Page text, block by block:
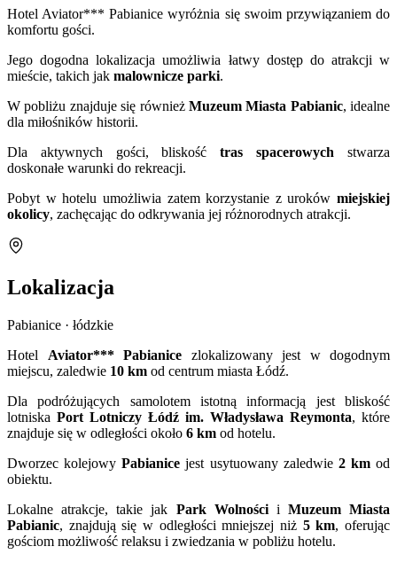
Hotel Aviator*** Pabianice wyróżnia się swoim przywiązaniem do
komfortu gości.
Jego dogodna lokalizacja umożliwia łatwy dostęp do atrakcji w
mieście, takich jak malownicze parki.
W pobliżu znajduje się również Muzeum Miasta Pabianic, idealne
dla miłośników historii.
Dla aktywnych gości, bliskośćtras spacerowych stwarza
doskonałe warunki do rekreacji.
Pobyt w hotelu umożliwia zatem korzystanie z uroków miejskiej
okolicy, zachęcając do odkrywania jej różnorodnych atrakcji.
Lokalizacja
Pabianice · łódzkie
Hotel Aviator*** Pabianice zlokalizowany jest w dogodnym
miejscu, zaledwie 10 km od centrum miasta Łódź.
Dla podróżujących samolotem istotną informacją jest bliskość
lotniska Port Lotniczy Łódź im. Władysława Reymonta, które
znajduje się w odległości około 6 km od hotelu.
Dworzec kolejowyPabianice jest usytuowany zaledwie 2 kmod
obiektu.
Lokalne atrakcje, takie jak Park Wolnościi Muzeum Miasta
Pabianic, znajdują się w odległości mniejszej niż 5 km, oferując
gościom możliwość relaksu i zwiedzania w pobliżu hotelu.